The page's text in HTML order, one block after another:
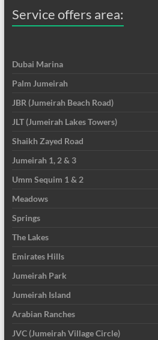
Service offers area:
Dubai Marina
Palm Jumeirah
JBR (Jumeirah Beach Road)
JLT (Jumeirah Lakes Towers)
Shaikh Zayed Road
Jumeirah 1, 2 & 3
Umm Sequim 1 & 2
Meadows
Springs
The Lakes
Emirates Hills
Jumeirah Park
Jumeirah Island
Arabian Ranches
JVC (Jumeirah Village Circle)